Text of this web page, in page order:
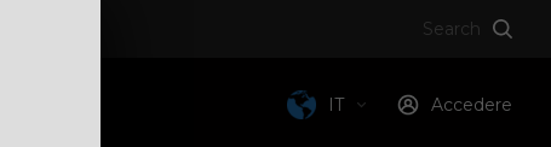
Search
IT Accedere